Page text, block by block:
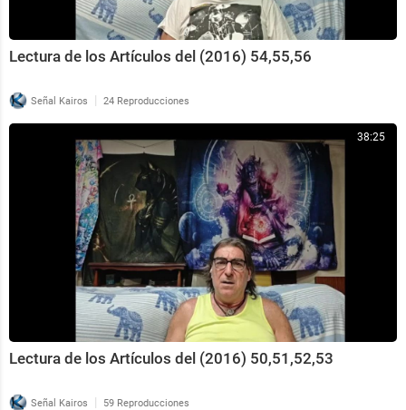
Lectura de los Artículos del (2016) 54,55,56
Señal Kairos | 24 Reproducciones
38:25
Lectura de los Artículos del (2016) 50,51,52,53
Señal Kairos | 59 Reproducciones